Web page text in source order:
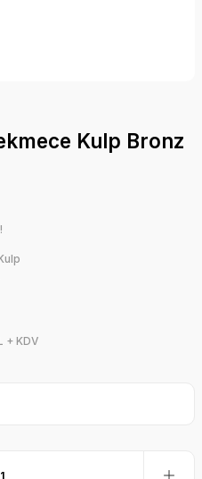
Kulp Bronz
+ KDV